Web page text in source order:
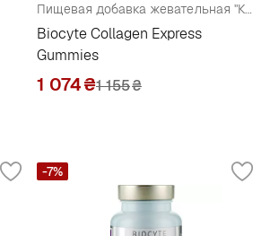
Пищевая добавка жевательная "Коллаген"
Biocyte Collagen Express
Gummies
1 074₴1 155₴
-7%